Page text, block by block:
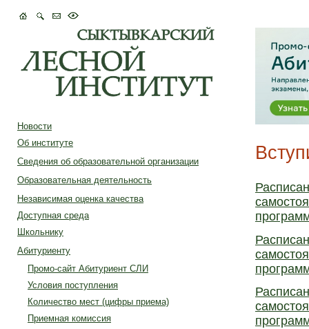
Новости
Об институте
Сведения об образовательной организации
Образовательная деятельность
Независимая оценка качества
Доступная среда
Школьнику
Абитуриенту
Промо-сайт Абитуриент СЛИ
Условия поступления
Количество мест (цифры приема)
Приемная комиссия